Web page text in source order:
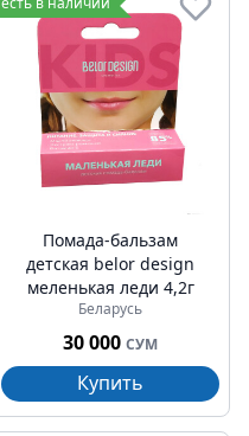
Помада-бальзам
детская belor design
меленькая леди 4,2г
Беларусь
30 000 СУМ
Купить